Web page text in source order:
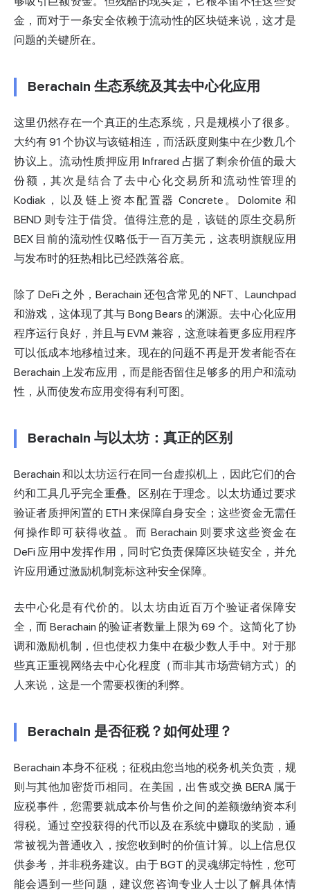
金，而对于一条安全依赖于流动性的区块链来说，这才是
问题的关键所在。
Berachain 生态系统及其去中心化应用
这里仍然存在一个真正的生态系统，只是规模小了很多。
大约有 91 个协议与该链相连，而活跃度则集中在少数几个
协议上。流动性质押应用 Infrared 占据了剩余价值的最大
份额，其次是结合了去中心化交易所和流动性管理的
Kodiak，以及链上资本配置器 Concrete。Dolomite 和
BEND 则专注于借贷。值得注意的是，该链的原生交易所
BEX 目前的流动性仅略低于一百万美元，这表明旗舰应用
与发布时的狂热相比已经跌落谷底。
除了 DeFi 之外，Berachain 还包含常见的 NFT、Launchpad
和游戏，这体现了其与 Bong Bears 的渊源。去中心化应用
程序运行良好，并且与 EVM 兼容，这意味着更多应用程序
可以低成本地移植过来。现在的问题不再是开发者能否在
Berachain 上发布应用，而是能否留住足够多的用户和流动
性，从而使发布应用变得有利可图。
Berachain 与以太坊：真正的区别
Berachain 和以太坊运行在同一台虚拟机上，因此它们的合
约和工具几乎完全重叠。区别在于理念。以太坊通过要求
验证者质押闲置的 ETH 来保障自身安全；这些资金无需任
何操作即可获得收益。而 Berachain 则要求这些资金在
DeFi 应用中发挥作用，同时它负责保障区块链安全，并允
许应用通过激励机制竞标这种安全保障。
去中心化是有代价的。以太坊由近百万个验证者保障安
全，而 Berachain 的验证者数量上限为 69 个。这简化了协
调和激励机制，但也使权力集中在极少数人手中。对于那
些真正重视网络去中心化程度（而非其市场营销方式）的
人来说，这是一个需要权衡的利弊。
Berachain 是否征税？如何处理？
Berachain 本身不征税；征税由您当地的税务机关负责，规
则与其他加密货币相同。在美国，出售或交换 BERA 属于
应税事件，您需要就成本价与售价之间的差额缴纳资本利
得税。通过空投获得的代币以及在系统中赚取的奖励，通
常被视为普通收入，按您收到时的价值计算。以上信息仅
供参考，并非税务建议。由于 BGT 的灵魂绑定特性，您可
能会遇到一些问题，建议您咨询专业人士以了解具体情